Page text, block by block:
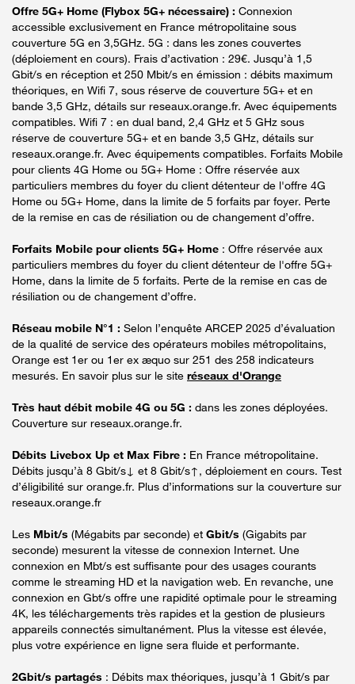
Offre 5G+ Home (Flybox 5G+ nécessaire) : Connexion
accessible exclusivement en France métropolitaine sous
couverture 5G en 3,5GHz. 5G : dans les zones couvertes
(déploiement en cours). Frais d’activation : 29€. Jusqu’à 1,5
Gbit/s en réception et 250 Mbit/s en émission : débits maximum
théoriques, en Wifi 7, sous réserve de couverture 5G+ et en
bande 3,5 GHz, détails sur reseaux.orange.fr. Avec équipements
compatibles. Wifi 7 : en dual band, 2,4 GHz et 5 GHz sous
réserve de couverture 5G+ et en bande 3,5 GHz, détails sur
reseaux.orange.fr. Avec équipements compatibles. Forfaits Mobile
pour clients 4G Home ou 5G+ Home : Offre réservée aux
particuliers membres du foyer du client détenteur de l'offre 4G
Home ou 5G+ Home, dans la limite de 5 forfaits par foyer. Perte
de la remise en cas de résiliation ou de changement d’offre.
Forfaits Mobile pour clients 5G+ Home : Offre réservée aux
particuliers membres du foyer du client détenteur de l'offre 5G+
Home, dans la limite de 5 forfaits. Perte de la remise en cas de
résiliation ou de changement d’offre.
Réseau mobile N°1 : Selon l’enquête ARCEP 2025 d’évaluation
de la qualité de service des opérateurs mobiles métropolitains,
Orange est 1er ou 1er ex æquo sur 251 des 258 indicateurs
mesurés. En savoir plus sur le site réseaux d'Orange
Très haut débit mobile 4G ou 5G : dans les zones déployées.
Couverture sur reseaux.orange.fr.
Débits Livebox Up et Max Fibre : En France métropolitaine.
Débits jusqu’à 8 Gbit/s↓ et 8 Gbit/s↑, déploiement en cours. Test
d’éligibilité sur orange.fr. Plus d’informations sur la couverture sur
reseaux.orange.fr
Les Mbit/s (Mégabits par seconde) et Gbit/s (Gigabits par
seconde) mesurent la vitesse de connexion Internet. Une
connexion en Mbt/s est suffisante pour des usages courants
comme le streaming HD et la navigation web. En revanche, une
connexion en Gbt/s offre une rapidité optimale pour le streaming
4K, les téléchargements très rapides et la gestion de plusieurs
appareils connectés simultanément. Plus la vitesse est élevée,
plus votre expérience en ligne sera fluide et performante.
2Gbit/s partagés : Débits max théoriques, jusqu’à 1 Gbit/s par